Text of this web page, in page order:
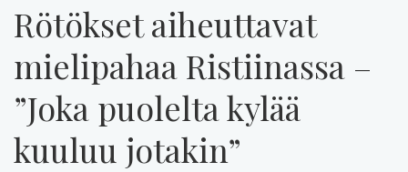
Rötökset aiheuttavat
mielipahaa Ristiinassa –
”Joka puolelta kylää
kuuluu jotakin”